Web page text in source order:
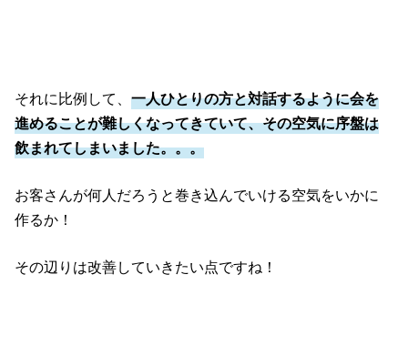
それに比例して、一人ひとりの方と対話するように会を
進めることが難しくなってきていて、その空気に序盤は
飲まれてしまいました。。。
お客さんが何人だろうと巻き込んでいける空気をいかに
作るか！
その辺りは改善していきたい点ですね！